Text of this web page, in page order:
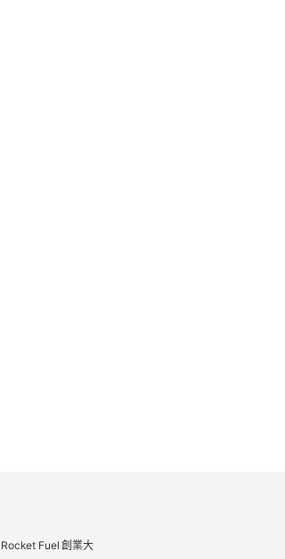
Fuel 創業大